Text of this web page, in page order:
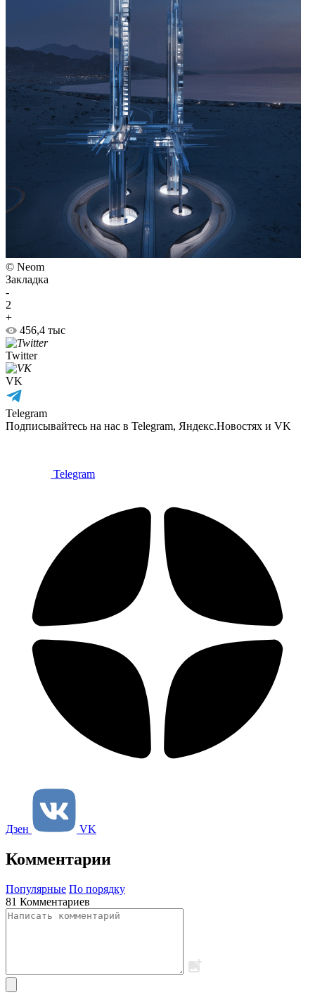
© Neom
Закладка
-
2
+
456,4 тыс
Twitter
VK
Telegram
Подписывайтесь на нас в Telegram, Яндекс.Новостях и VK
Telegram
Дзен VK
Комментарии
Популярные По порядку
81 Комментариев